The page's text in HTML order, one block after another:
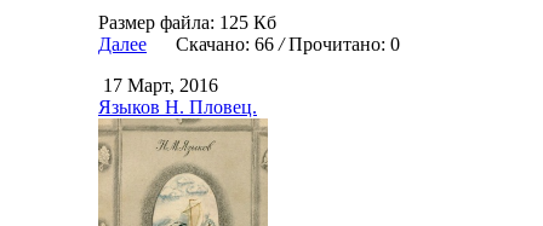
Размер файла: 125 Кб
Далее
Скачано: 66 /Прочитано: 0
17 Март, 2016
Языков Н. Пловец.